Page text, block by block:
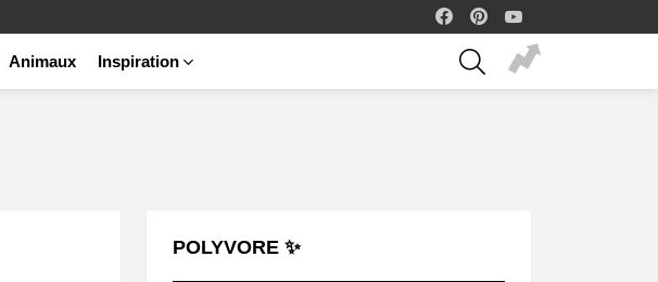
facebook
Animaux Inspiration
SEARCH
POLYVORE ✨